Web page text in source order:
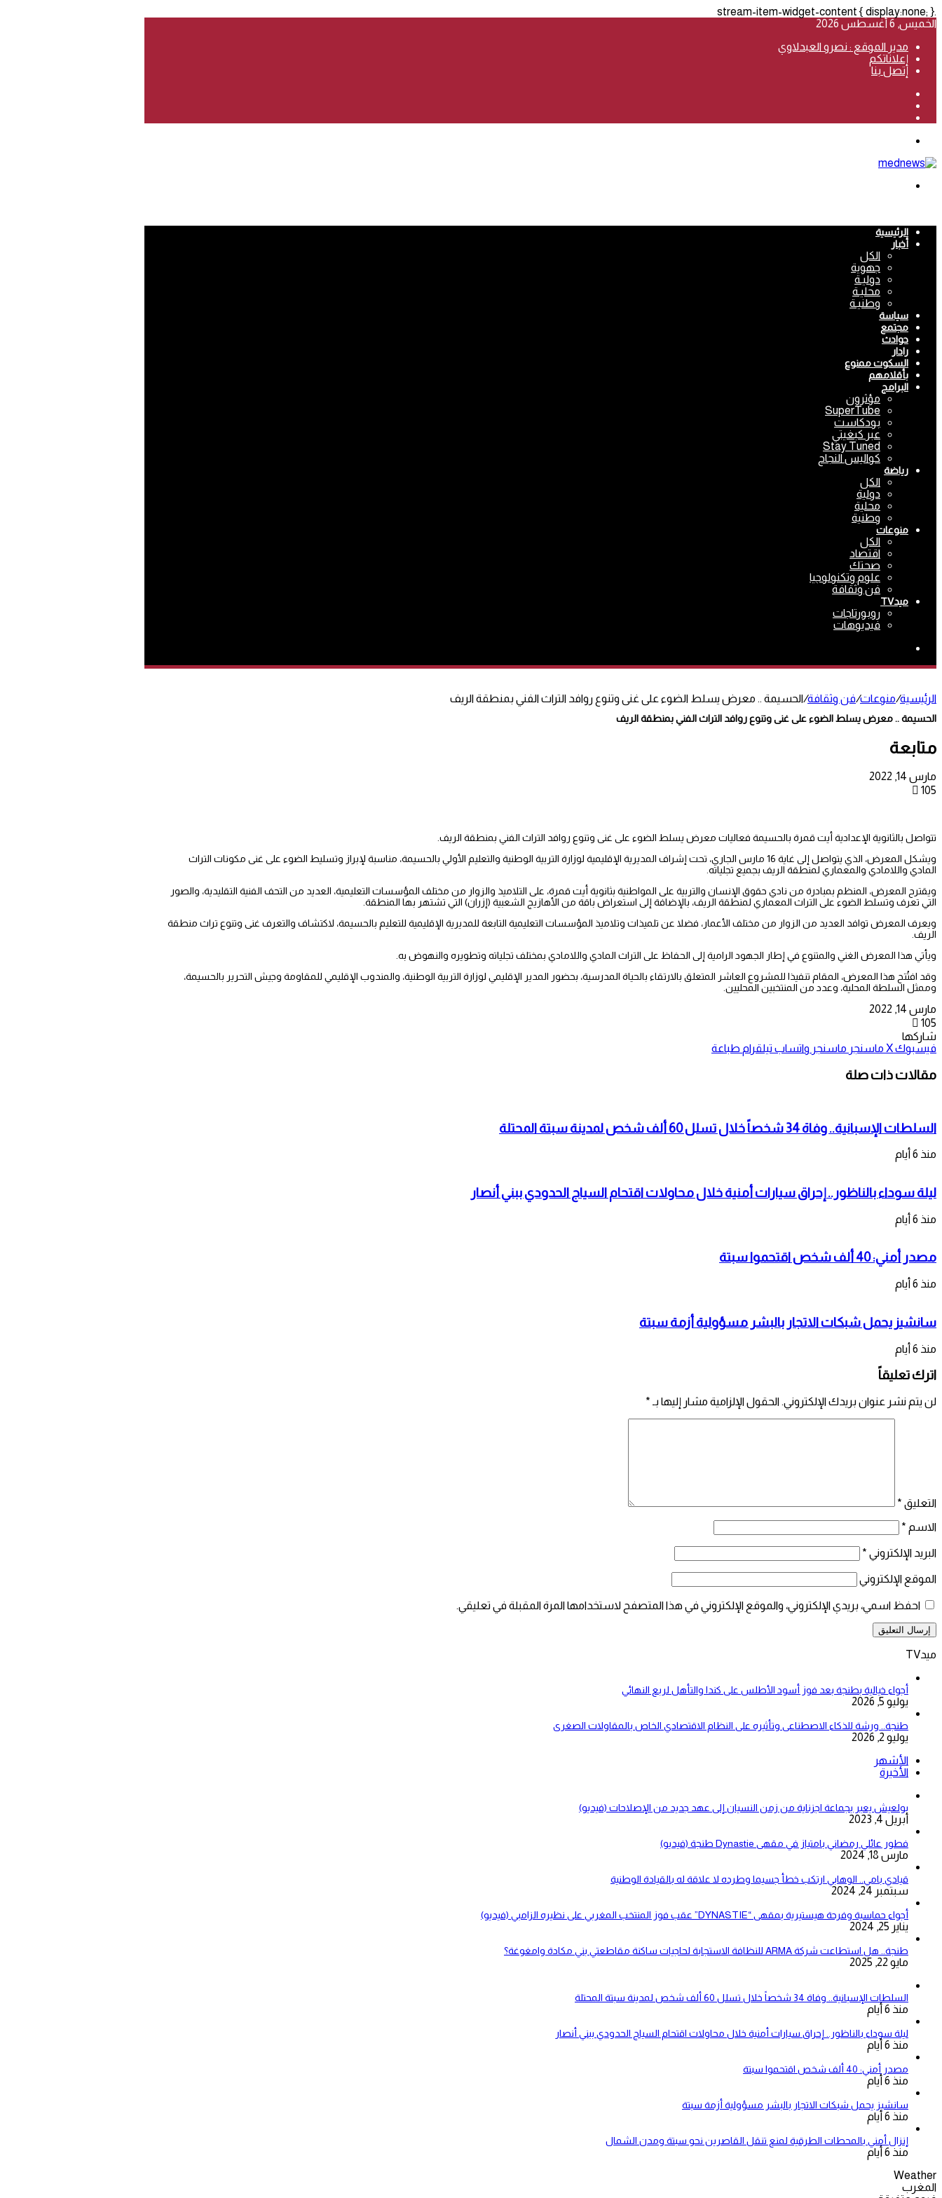
.stream-item-widget-content { display:none; }
الخميس, 6 أغسطس 2026
مدير الموقع : نصرو العبدلاوي
إعلاناتكم
إتصل بنا
الرئيسية
أخبار
الكل
جهوية
دوليـة
محليـة
وطنيـة
سياسة
مجتمع
حوادث
رادار
السكوت ممنوع
بأقلامهم
البرامج
مؤثرون
SuperTube
بودكاست
عبر كبغيتي
Stay Tuned
كواليس النجاح
رياضة
الكل
دولية
محلية
وطنية
منوعات
الكل
اقتصاد
صحتك
علوم وتكنولوجيا
فن وثقافة
ميدTV
روبورتاجات
فيديوهات
الرئيسية/منوعات/فن وثقافة/الحسيمة .. معرض يسلط الضوء على غنى وتنوع روافد التراث الفني بمنطقة الريف
الحسيمة .. معرض يسلط الضوء على غنى وتنوع روافد التراث الفني بمنطقة الريف
متابعة
مارس 14, 2022
105
تتواصل بالثانوية الإعدادية أيت قمرة بالحسيمة فعاليات معرض يسلط الضوء على غنى وتنوع روافد التراث الفني بمنطقة الريف.
ويشكل المعرض، الذي يتواصل إلى غاية 16 مارس الجاري، تحت إشراف المديرية الإقليمية لوزارة التربية الوطنية والتعليم الأولي بالحسيمة، مناسبة لإبراز وتسليط الضوء على غنى مكونات التراث
المادي واللامادي والمعماري لمنطقة الريف بجميع تجلياته.
ويقترح المعرض، المنظم بمبادرة من نادي حقوق الإنسان والتربية على المواطنية بثانوية أيت قمرة، على التلاميذ والزوار من مختلف المؤسسات التعليمية، العديد من التحف الفنية التقليدية، والصور
التي تعرف وتسلط الضوء على التراث المعماري لمنطقة الريف، بالإضافة إلى استعراض باقة من الأهازيج الشعبية (إزران) التي تشتهر بها المنطقة.
ويعرف المعرض توافد العديد من الزوار من مختلف الأعمار، فضلا عن تلميذات وتلاميذ المؤسسات التعليمية التابعة للمديرية الإقليمية للتعليم بالحسيمة، لاكتشاف والتعرف غنى وتنوع تراث منطقة
الريف.
ويأتي هذا المعرض الغني والمتنوع في إطار الجهود الرامية إلى الحفاظ على التراث المادي واللامادي بمختلف تجلياته وتطويره والنهوض به.
وقد افتُتح هذا المعرض، المقام تنفيذا للمشروع العاشر المتعلق بالارتقاء بالحياة المدرسية، بحضور المدير الإقليمي لوزارة التربية الوطنية، والمندوب الإقليمي للمقاومة وجيش التحرير بالحسيمة،
وممثل السلطة المحلية، وعدد من المنتخبين المحليين.
مارس 14, 2022
105
شاركها
فيسبوك‫X ماسنجر ماسنجر واتساب تيلقرام طباعة
مقالات ذات صلة
السلطات الإسبانية.. وفاة 34 شخصاً خلال تسلل 60 ألف شخص لمدينة سبتة المحتلة
منذ 6 أيام
ليلة سوداء بالناظور.. إحراق سيارات أمنية خلال محاولات اقتحام السياج الحدودي ببني أنصار
منذ 6 أيام
مصدر أمني: 40 ألف شخص اقتحموا سبتة
منذ 6 أيام
سانشيز يحمل شبكات الاتجار بالبشر مسؤولية أزمة سبتة
منذ 6 أيام
اترك تعليقاً
لن يتم نشر عنوان بريدك الإلكتروني. الحقول الإلزامية مشار إليها بـ *
التعليق *
الاسم *
البريد الإلكتروني *
الموقع الإلكتروني
احفظ اسمي، بريدي الإلكتروني، والموقع الإلكتروني في هذا المتصفح لاستخدامها المرة المقبلة في تعليقي.
ميدTV
أجواء خيالية بطنجة بعد فوز أسود الأطلس على كندا والتأهل لربع النهائي
يوليو 5, 2026
طنجة.. ورشة للذكاء الاصطناعى وتأثيره على النظام الاقتصادي الخاص بالمقاولات الصغرى
يوليو 2, 2026
الأشهر
الأخيرة
بولعيش يعبر بجماعة اجزناية من زمن النسيان إلى عهد جديد من الإصلاحات (فيديو)
أبريل 4, 2023
فطور عائلي رمضاني بامتياز في مقهى Dynastie طنجة (فيديو)
مارس 18, 2024
قيادي بامي.. الوهابي ارتكب خطأ جسيما وطرده لا علاقة له بالقيادة الوطنية
سبتمبر 24, 2024
أجواء حماسية وفرحة هيستيرية بمقهى “DYNASTIE” عقب فوز المنتخب المغربي على نظيره الزامبي (فيديو)
يناير 25, 2024
طنجة.. هل استطاعت شركة ARMA للنظافة الاستجابة لحاجيات ساكنة مقاطعتي بني مكادة وامغوغة؟
مايو 22, 2025
السلطات الإسبانية.. وفاة 34 شخصاً خلال تسلل 60 ألف شخص لمدينة سبتة المحتلة
منذ 6 أيام
ليلة سوداء بالناظور.. إحراق سيارات أمنية خلال محاولات اقتحام السياج الحدودي ببني أنصار
منذ 6 أيام
مصدر أمني: 40 ألف شخص اقتحموا سبتة
منذ 6 أيام
سانشيز يحمل شبكات الاتجار بالبشر مسؤولية أزمة سبتة
منذ 6 أيام
إنزال أمني بالمحطات الطرقية لمنع تنقل القاصرين نحو سبتة ومدن الشمال
منذ 6 أيام
Weather
المغرب